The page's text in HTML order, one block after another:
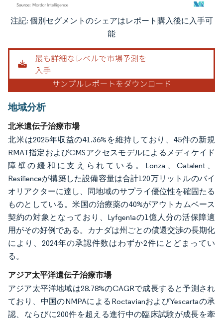
画像 © Mordor Intelligence。再利用にはCC BY 4.0の表示が必要です。
注記: 個別セグメントのシェアはレポート購入後に入手可
能
地域分析
北米遺伝子治療市場
北米は2025年収益の41.36%を維持しており、45件の新規
RMAT指定およびCMSアクセスモデルによるメディケイド
障壁の緩和に支えられている。Lonza、Catalent、
Resilienceが構築した設備容量は合計120万リットルのバイ
オリアクターに達し、同地域のサプライ優位性を確固たる
ものとしている。米国の治療薬の40%がアウトカムベース
契約の対象となっており、Lyfgeniaの1億人分の活保障適
用がその好例である。カナダは州ごとの償還交渉の長期化
により、2024年の承認件数はわずか2件にとどまってい
る。
アジア太平洋遺伝子治療市場
アジア太平洋地域は28.78%のCAGRで成長すると予測され
ており、中国のNMPAによるRoctavianおよびYescartaの承
認、ならびに200件を超える進行中の臨床試験が成長を牽